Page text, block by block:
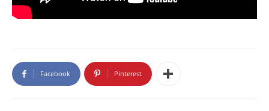
Facebook Pinterest